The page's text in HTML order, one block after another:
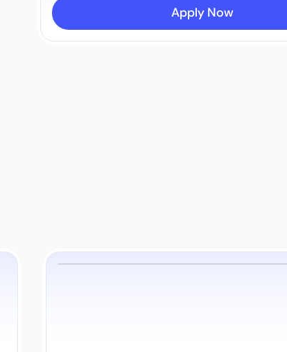
Apply Now